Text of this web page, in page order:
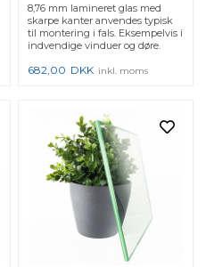
8,76 mm lamineret glas med
skarpe kanter anvendes typisk
til montering i fals. Eksempelvis i
indvendige vinduer og døre.
682,00 DKK inkl. moms